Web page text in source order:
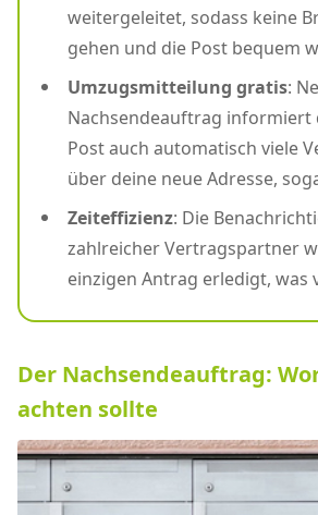
weitergeleitet, sodass keine
gehen und die Post bequem
Umzugsmitteilung gratis:
Nachsendeauftrag informiert
Post auch automatisch viele
über deine neue Adresse,
Zeiteffizienz: Die
zahlreicher Vertragspartner
einzigen Antrag erledigt, was
Der Nachsendeauftrag:
achten sollte